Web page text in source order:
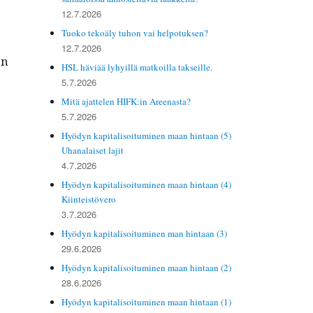
12.7.2026
Tuoko tekoäly tuhon vai helpotuksen?
12.7.2026
HSL häviää lyhyillä matkoilla takseille.
5.7.2026
Mitä ajattelen HIFK:in Areenasta?
5.7.2026
Hyödyn kapitalisoituminen maan hintaan (5)
Uhanalaiset lajit
4.7.2026
Hyödyn kapitalisoituminen maan hintaan (4)
Kiinteistövero
3.7.2026
Hyödyn kapitalisoituminen man hintaan (3)
29.6.2026
Hyödyn kapitalisoituminen maan hintaan (2)
28.6.2026
Hyödyn kapitalisoituminen maan hintaan (1)